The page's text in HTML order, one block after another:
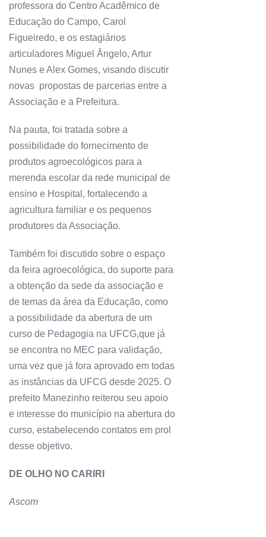
professora do Centro Acadêmico de
Educação do Campo, Carol
Figueiredo, e os estagiários
articuladores Miguel Ângelo, Artur
Nunes e Alex Gomes, visando discutir
novas propostas de parcerias entre a
Associação e a Prefeitura.
Na pauta, foi tratada sobre a
possibilidade do fornecimento de
produtos agroecológicos para a
merenda escolar da rede municipal de
ensino e Hospital, fortalecendo a
agricultura familiar e os pequenos
produtores da Associação.
Também foi discutido sobre o espaço
da feira agroecológica, do suporte para
a obtenção da sede da associação e
de temas da área da Educação, como
a possibilidade da abertura de um
curso de Pedagogia na UFCG,que já
se encontra no MEC para validação,
uma vez que já fora aprovado em todas
as instâncias da UFCG desde 2025. O
prefeito Manezinho reiterou seu apoio
e interesse do município na abertura do
curso, estabelecendo contatos em prol
desse objetivo.
DE OLHO NO CARIRI
Ascom